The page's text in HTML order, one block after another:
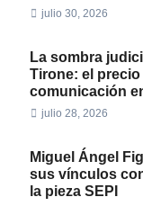
julio 30, 2026
La sombra
Tirone: el
comunicación
julio 28, 2026
Miguel Ángel
sus vínculos
la pieza SEPI